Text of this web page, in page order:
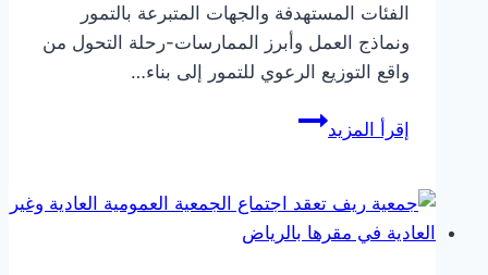
الفئات المستهدفة والجهات المتبرعة بالتمور
ونماذج العمل وأبرز الممارسات-رحلة التحول من
واقع التوزيع الرعوي للتمور إلى بناء…
إقرأ المزيدورشة
للأسر
المنتجة